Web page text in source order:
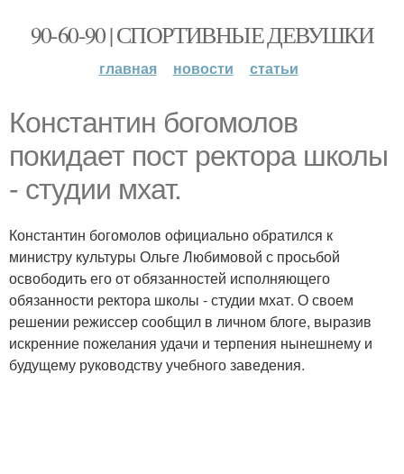
90-60-90 | СПОРТИВНЫЕ ДЕВУШКИ
главная новости статьи
Константин богомолов
покидает пост ректора школы
- студии мхат.
Константин богомолов официально обратился к
министру культуры Ольге Любимовой с просьбой
освободить его от обязанностей исполняющего
обязанности ректора школы - студии мхат. О своем
решении режиссер сообщил в личном блоге, выразив
искренние пожелания удачи и терпения нынешнему и
будущему руководству учебного заведения.